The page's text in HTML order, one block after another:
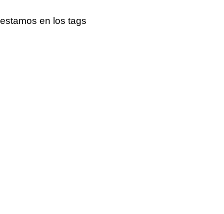
estamos en los tags